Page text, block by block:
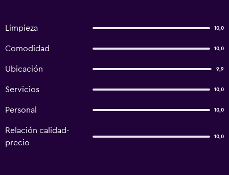
Limpieza 10,0
Comodidad 10,0
Ubicación 9,9
Servicios 10,0
Personal 10,0
Relación calidad-
precio
10,0